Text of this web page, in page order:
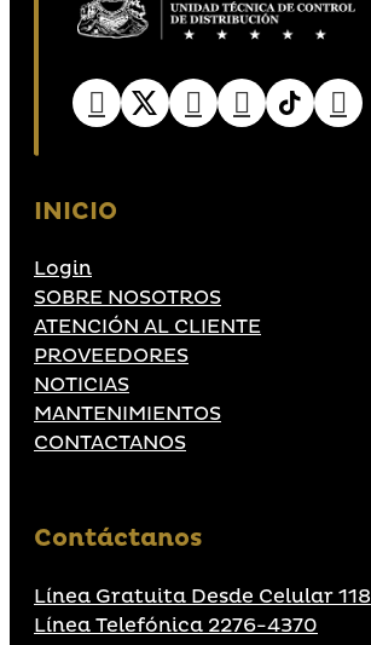
INICIO
Login
SOBRE NOSOTROS
ATENCIÓN AL CLIENTE
PROVEEDORES
NOTICIAS
MANTENIMIENTOS
CONTACTANOS
Contáctanos
Línea Gratuita Desde Celular 118
Línea Telefónica 2276-4370